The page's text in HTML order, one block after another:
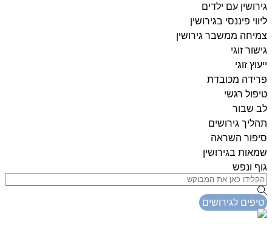
גירושין עם ילדים
ליווי פיננסי בגירושין
צמיחה ממשבר גירושין
גישור זוגי
ייעוץ זוגי
פרידה מכובדת
טיפול רגשי
לב שבור
תהליך גירושים
סיפור השראה
שמאות בגירושין
גוף ונפש
טיפים לגירושים